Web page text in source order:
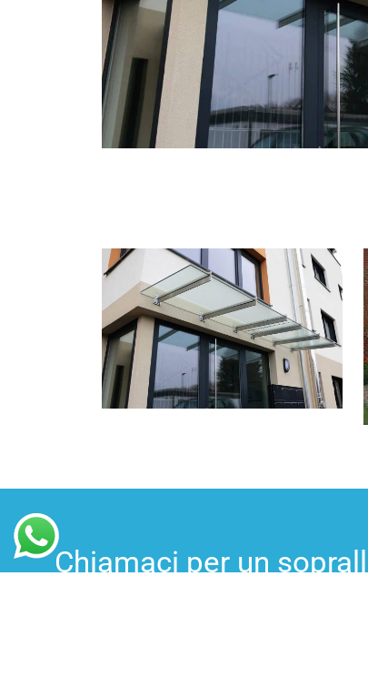
Chiamaci per un